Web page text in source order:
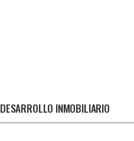
DESARROLLO INMOBILIARIO